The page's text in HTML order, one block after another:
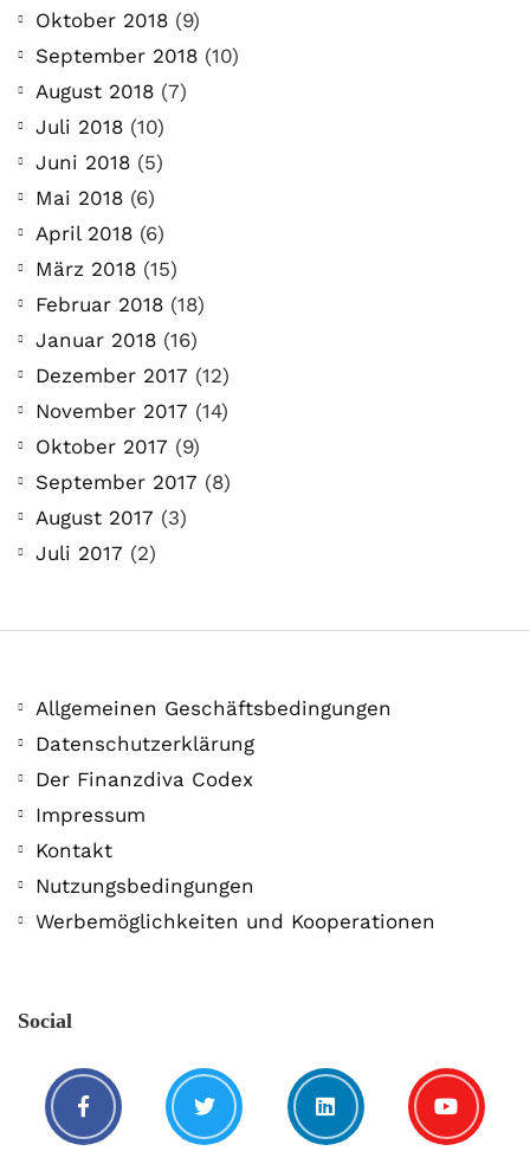
Oktober 2018 (9)
September 2018 (10)
August 2018 (7)
Juli 2018 (10)
Juni 2018 (5)
Mai 2018 (6)
April 2018 (6)
März 2018 (15)
Februar 2018 (18)
Januar 2018 (16)
Dezember 2017 (12)
November 2017 (14)
Oktober 2017 (9)
September 2017 (8)
August 2017 (3)
Juli 2017 (2)
Allgemeinen Geschäftsbedingungen
Datenschutzerklärung
Der Finanzdiva Codex
Impressum
Kontakt
Nutzungsbedingungen
Werbemöglichkeiten und Kooperationen
Social